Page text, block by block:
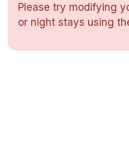
Göteborg
Please try modifying
or night stays using
Kontakta oss
Gift Vouchers